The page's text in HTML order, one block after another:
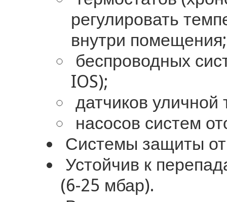
регулировать
внутри помещения;
беспроводных
IOS);
датчиков уличной
насосов систем
Системы защиты от
Устойчив к
(6-25 мбар).